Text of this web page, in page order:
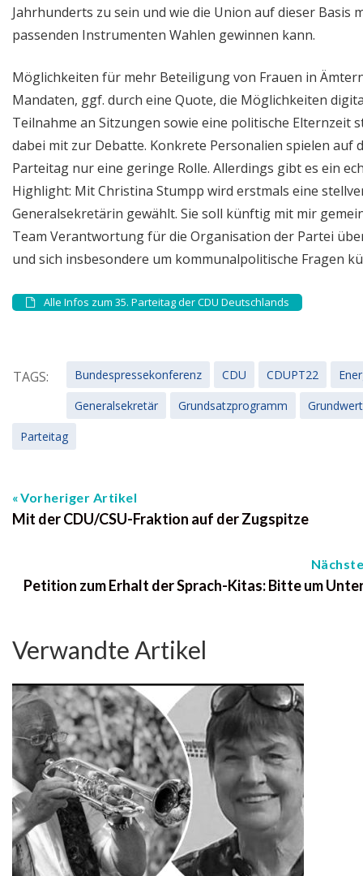
Jahrhunderts zu sein und wie die Union auf dieser Basis
passenden Instrumenten Wahlen gewinnen kann.
Möglichkeiten für mehr Beteiligung von Frauen in
Mandaten, ggf. durch eine Quote, die Möglichkeiten
Teilnahme an Sitzungen sowie eine politische Elternzeit
dabei mit zur Debatte. Konkrete Personalien spielen auf
Parteitag nur eine geringe Rolle. Allerdings gibt es ein
Highlight: Mit Christina Stumpp wird erstmals eine
Generalsekretärin gewählt. Sie soll künftig mit mir
Team Verantwortung für die Organisation der Partei
und sich insbesondere um kommunalpolitische Fragen
Alle Infos zum 35. Parteitag der CDU Deutschlands
TAGS: Bundespressekonferenz CDU CDUPT22
Generalsekretär
Grundsatzprogramm
Parteitag
Vorheriger Artikel
Mit der CDU/CSU-Fraktion auf der Zugspitze
Petition zum Erhalt der Sprach-Kitas: Bitte um
Verwandte Artikel